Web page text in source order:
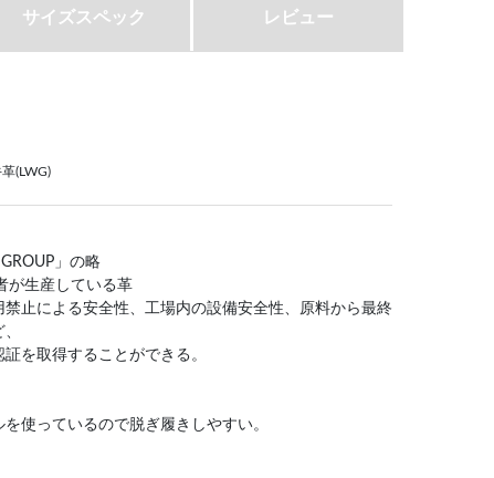
サイズスペック レビュー
(LWG)
」の略
が生産している革
禁止による安全性、工場内の設備安全性、原料から最終
を取得することができる。
使っているので脱ぎ履きしやすい。